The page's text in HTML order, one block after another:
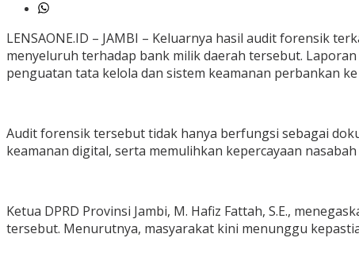
LENSAONE.ID – JAMBI – Keluarnya hasil audit forensik
menyeluruh terhadap bank milik daerah tersebut.
penguatan tata kelola dan sistem keamanan perbankan ke
Audit forensik tersebut tidak hanya berfungsi sebagai
keamanan digital, serta memulihkan kepercayaan
Ketua DPRD Provinsi Jambi, M. Hafiz Fattah, S.E.,
tersebut. Menurutnya, masyarakat kini menunggu